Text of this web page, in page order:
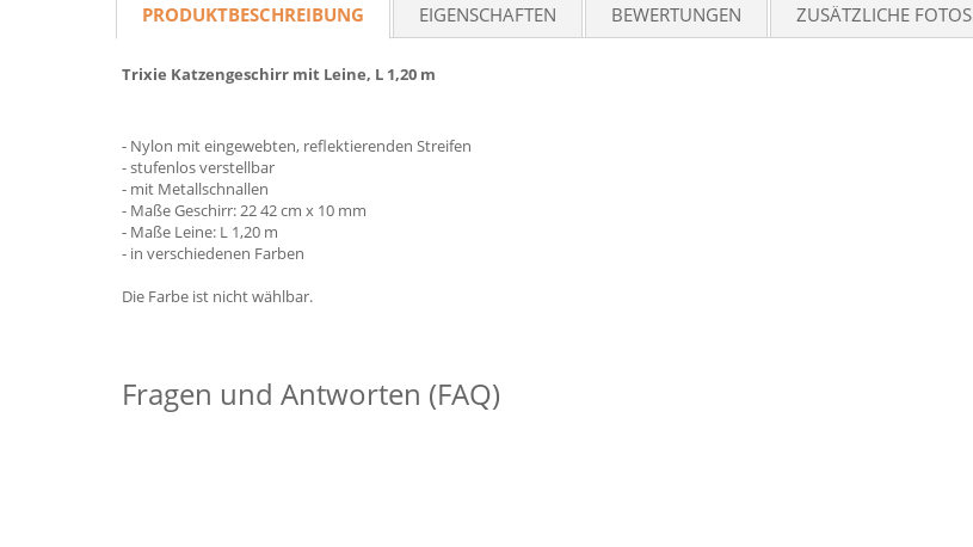
PRODUKTBESCHREIBUNG EIGENSCHAFTEN BEWERTUNGEN ZUSÄTZLICHE FOTOS
Trixie Katzengeschirr mit Leine, L 1,20 m
- Nylon mit eingewebten, reflektierenden Streifen
- stufenlos verstellbar
- mit Metallschnallen
- Maße Geschirr: 22 42 cm x 10 mm
- Maße Leine: L 1,20 m
- in verschiedenen Farben
Die Farbe ist nicht wählbar.
Fragen und Antworten (FAQ)